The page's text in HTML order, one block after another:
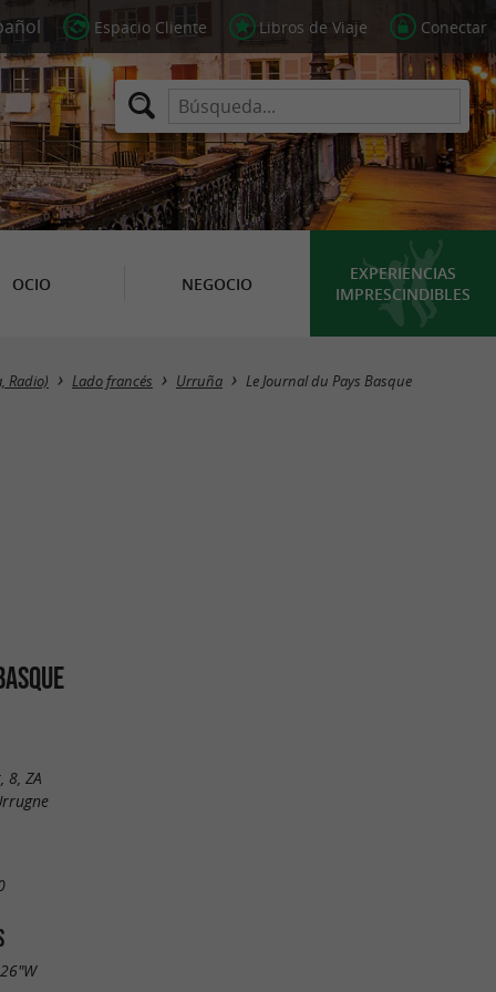
Espacio Cliente Libros de Viaje Conectar
OCIO NEGOCIO
EXPERIENCIAS
IMPRESCINDIBLES
Radio) Lado francés Urruña Le Journal du Pays Basque
8, ZA